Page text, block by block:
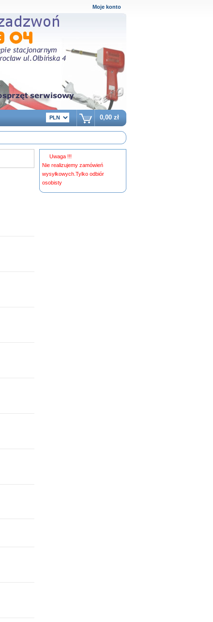
Moje konto
0,00 zł
Uwaga !!!
Nie realizujemy zamówień
wysyłkowych.Tylko odbiór
osobisty